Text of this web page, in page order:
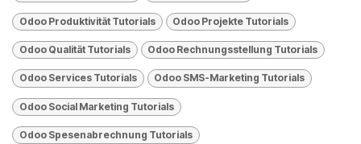
Odoo Produktivität Tutorials Odoo Projekte Tutorials
Odoo Qualität Tutorials Odoo Rechnungsstellung Tutorials
Odoo Services Tutorials Odoo SMS-Marketing Tutorials
Odoo Social Marketing Tutorials
Odoo Spesenabrechnung Tutorials